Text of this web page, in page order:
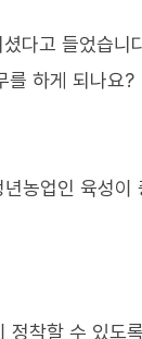
다고 들었습니
를 하게 되나요?
농업인 육성이
착할 수 있도